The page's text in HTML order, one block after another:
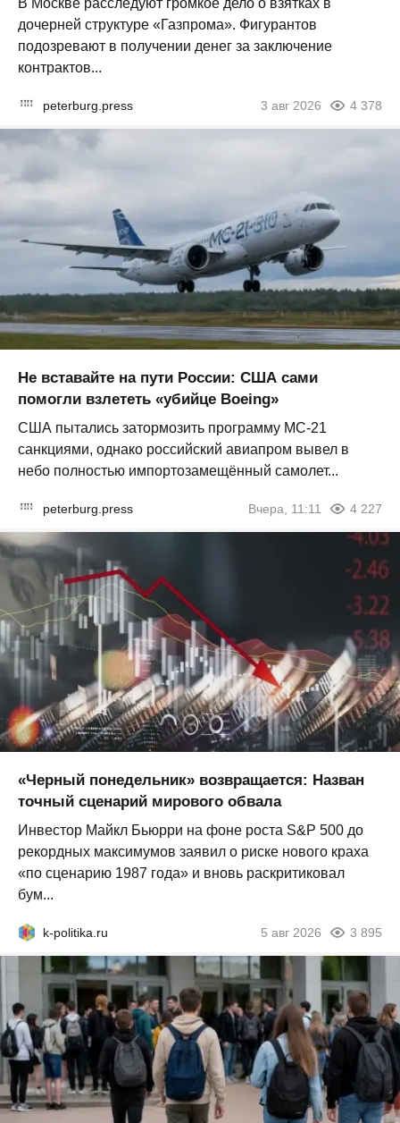
В Москве расследуют громкое дело о взятках в
дочерней структуре «Газпрома». Фигурантов
подозревают в получении денег за заключение
контрактов...
peterburg.press 3 авг 2026 4 378
Не вставайте на пути России: США сами
помогли взлететь «убийце Boeing»
США пытались затормозить программу МС-21
санкциями, однако российский авиапром вывел в
небо полностью импортозамещённый самолет...
peterburg.press Вчера, 11:11 4 227
«Черный понедельник» возвращается: Назван
точный сценарий мирового обвала
Инвестор Майкл Бьюрри на фоне роста S&P 500 до
рекордных максимумов заявил о риске нового краха
«по сценарию 1987 года» и вновь раскритиковал
бум...
k-politika.ru 5 авг 2026 3 895